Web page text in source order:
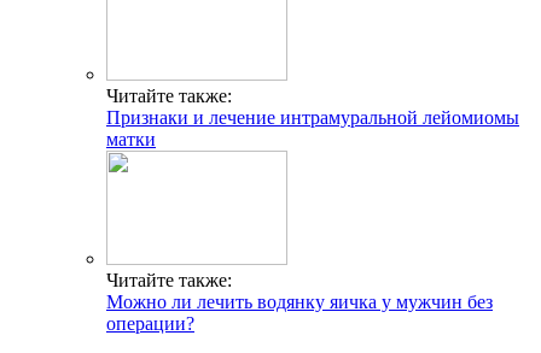
Читайте также:
Признаки и лечение интрамуральной лейомиомы
матки
Читайте также:
Можно ли лечить водянку яичка у мужчин без
операции?